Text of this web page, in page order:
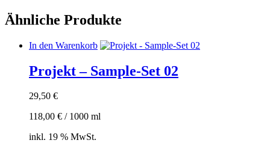
Ähnliche Produkte
In den Warenkorb
Projekt – Sample-Set 02
29,50 €
118,00 € / 1000 ml
inkl. 19 % MwSt.